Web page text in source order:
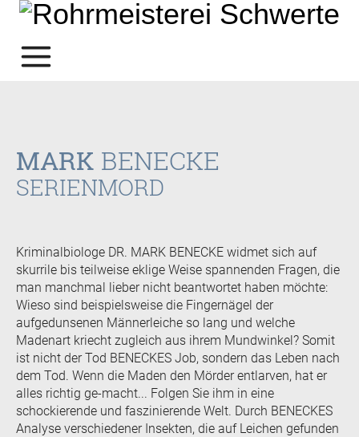
MARK BENECKE
SERIENMORD
Kriminalbiologe DR. MARK BENECKE widmet sich auf
skurrile bis teilweise eklige Weise spannenden Fragen, die
man manchmal lieber nicht beantwortet haben möchte:
Wieso sind beispielsweise die Fingernägel der
aufgedunsenen Männerleiche so lang und welche
Madenart kriecht zugleich aus ihrem Mundwinkel? Somit
ist nicht der Tod BENECKES Job, sondern das Leben nach
dem Tod. Wenn die Maden den Mörder entlarven, hat er
alles richtig ge-macht... Folgen Sie ihm in eine
schockierende und faszinierende Welt. Durch BENECKES
Analyse verschiedener Insekten, die auf Leichen gefunden